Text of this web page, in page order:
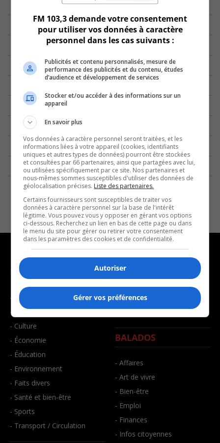
NOUVELLES
- Affaires municipales
- Communauté / Social
- Culture
- Économie
- Éducation
- Environnement
- Faits divers
- Santé et bien-être
- Sports
- Transport / Circulation
MUSIQUE
- Décompte franco
- Joué récemment
BALADOS
- Affaires
- Art de vivre
- Bien-être
- Emploi
- Finances
- Infos citoyennes
FM 103,3 demande votre consentement
pour utiliser vos données à caractère
personnel dans les cas suivants :
Publicités et contenu personnalisés, mesure de
performance des publicités et du contenu, études
d’audience et développement de services
Stocker et/ou accéder à des informations sur un
appareil
En savoir plus
Vos données à caractère personnel seront traitées, et les
informations liées à votre appareil (cookies, identifiants
uniques et autres types de données) pourront être stockées
et consultées par 66 partenaires, ainsi que partagées avec lui,
ou utilisées spécifiquement par ce site. Nos partenaires et
nous-mêmes sommes susceptibles d'utiliser des données de
géolocalisation précises. Liste des partenaires.
Certains fournisseurs sont susceptibles de traiter vos
données à caractère personnel sur la base de l'intérêt
légitime. Vous pouvez vous y opposer en gérant vos options
ci-dessous. Recherchez un lien en bas de cette page ou dans
le menu du site pour gérer ou retirer votre consentement
dans les paramètres des cookies et de confidentialité.
Autoriser
Gérer vos préférences